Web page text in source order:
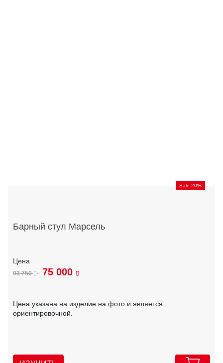
Sale 20%
Барный стул Марсель
93 750 75 000
Цена указана на изделие на фото и является
ориентировочной.